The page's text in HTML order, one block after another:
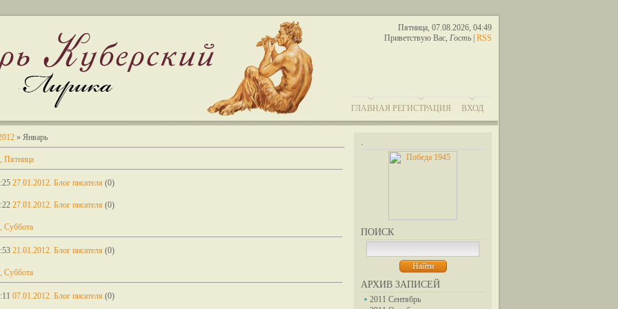
Пятница, 07.08.2026, 04:49
Приветствую Вас, Гость RSS
ГЛАВНАЯ РЕГИСТРАЦИЯ ВХОД
.
ПОИСК
АРХИВ ЗАПИСЕЙ
2011 Сентябрь
» Январь
Пятница
27.01.2012. Блог писателя (0)
27.01.2012. Блог писателя (0)
Суббота
21.01.2012. Блог писателя (0)
Суббота
07.01.2012. Блог писателя (0)